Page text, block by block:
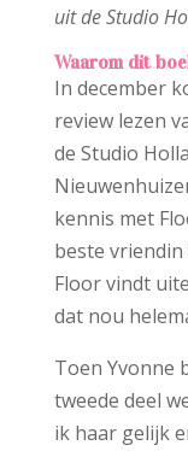
uit de Studio
Waarom dit
In december
review lezen
de Studio
kennis met
beste
Floor vindt
dat nou
Toen Yvonne
tweede deel
ik haar gelijk